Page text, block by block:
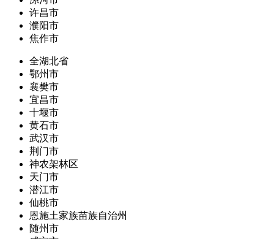
许昌市
濮阳市
焦作市
全湖北省
鄂州市
襄樊市
宜昌市
十堰市
黄石市
武汉市
荆门市
神农架林区
天门市
潜江市
仙桃市
恩施土家族苗族自治州
随州市